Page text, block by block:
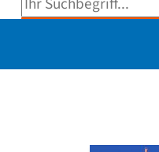
Suchbegriff eingeben